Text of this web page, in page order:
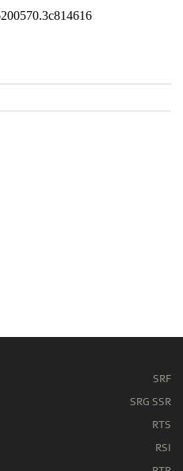
SRF
SRG SSR
RTS
RSI